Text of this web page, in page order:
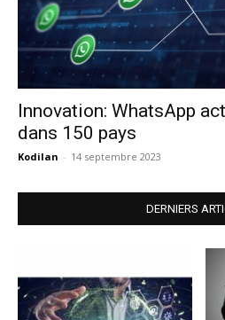
Innovation: WhatsApp
dans 150 pays
Kodilan - 14 septembre 2023
DERNIERS